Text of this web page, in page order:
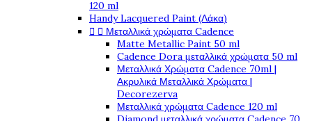
120 ml
Handy Lacquered Paint (Λάκα)
  Μεταλλικά χρώματα Cadence
Matte Metallic Paint 50 ml
Cadence Dora μεταλλικά χρώματα 50 ml
Μεταλλικά Χρώματα Cadence 70ml |
Ακρυλικά Μεταλλικά Χρώματα |
Decorezerva
Μεταλλικά χρώματα Cadence 120 ml